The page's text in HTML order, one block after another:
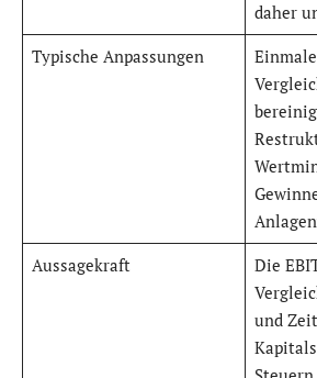
daher
Typische Anpassungen
Aussagekraft
Die
und